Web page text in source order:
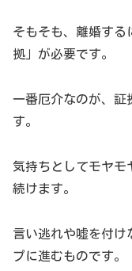
そもそも、離婚する
拠」が必要です。
一番厄介なのが、証
す。
気持ちとしてモヤモ
続けます。
言い逃れや嘘を付け
プに進むものです。